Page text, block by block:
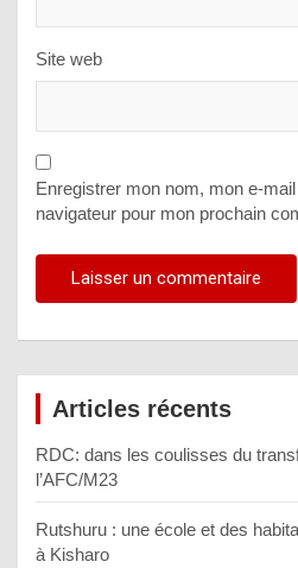
Site web
Enregistrer mon nom, mon e-
navigateur pour mon prochain
Articles récents
RDC: dans les coulisses du
l’AFC/M23
Rutshuru : une école et des
à Kisharo